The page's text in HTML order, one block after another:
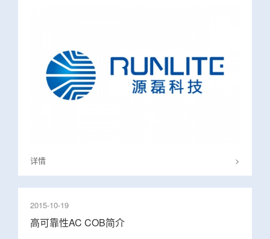
详情 >
2015-10-19
高可靠性AC COB简介